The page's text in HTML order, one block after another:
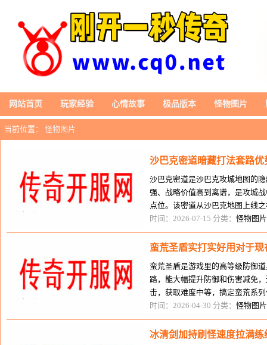
网站首页 玩家经验 心情故事 极品版本 怪物图片
当前位置： 怪物图片
沙巴克密道暗藏打法套路
沙巴克密道是沙巴克攻城地图的
强、战略价值高到离谱，是攻城
点位。该密道从沙巴克地图上线
运用，打破了传统攻城正面硬刚的
时间：2026-07-15 分类： 怪物图片
蛮荒圣盾实打实好用对于
蛮荒圣盾是游戏里的高等级防御
路，能大幅提升防御和伤害减免
击，获取难度中等，搞定蛮荒系
爆到，配一起所有职业。这款道
时间：2026-04-30 分类： 怪物图片
冰清剑加持刷怪速度拉满练